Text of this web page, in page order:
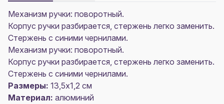
Механизм ручки: поворотный.
Корпус ручки разбирается, стержень легко заменить.
Стержень с синими чернилами.
Механизм ручки: поворотный.
Корпус ручки разбирается, стержень легко заменить.
Стержень с синими чернилами.
Размеры: 13,5х1,2 см
Материал: алюминий